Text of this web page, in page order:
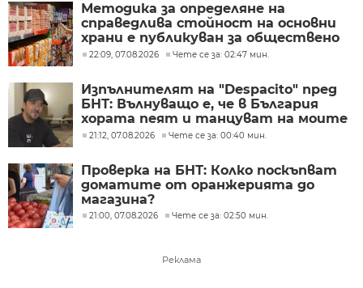
Методика за определяне на
справедлива стойност на основни
храни е публикуван за обществено
обсъждане
22:09, 07.08.2026 Чете се за: 02:47 мин.
Изпълнителят на "Despacito" пред
БНТ: Вълнуващо е, че в България
хората пеят и танцуват на моите
песни
21:12, 07.08.2026 Чете се за: 00:40 мин.
Проверка на БНТ: Колко поскъпват
доматите от оранжерията до
магазина?
21:00, 07.08.2026 Чете се за: 02:50 мин.
Реклама